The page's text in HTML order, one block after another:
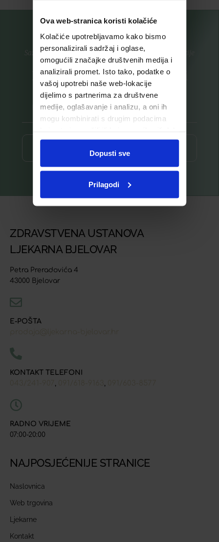
Ova web-stranica koristi kolačiće
Kolačiće upotrebljavamo kako bismo
personalizirali sadržaj i oglase,
omogućili značajke društvenih medija i
analizirali promet. Isto tako, podatke o
vašoj upotrebi naše web-lokacije
dijelimo s partnerima za društvene
medije, oglašavanje i analizu, a oni ih
mogu kombinirati s drugim podacima
ste upotrebljavali njihove usluge.
Dopusti sve
Prilagodi
Saznajte prvi za nove proizvode i ekskluzivne promocije
Prijavite se na listu za novosti
ZDRAVSTVENA USTANOVA
LJEKARNA BJELOVAR
Petra Preradovića 4
43000 Bjelovar
E-POŠTA
KONTAKT TELEFONI
, ,
RADNO VRIJEME
07:00-20:00
NAJPOSJEĆENIJE STRANICE
Naslovnica
Web trgovina
Ljekarne
Kontakt